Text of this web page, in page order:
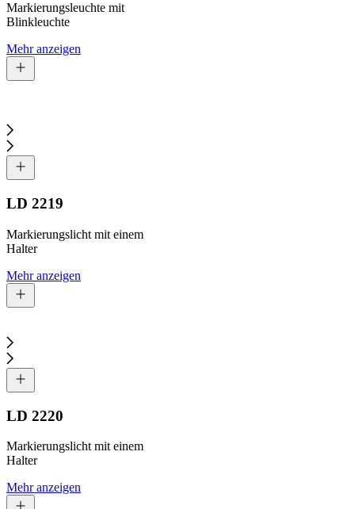
Markierungsleuchte mit
Blinkleuchte
Mehr anzeigen
LD 2219
Markierungslicht mit einem
Halter
Mehr anzeigen
LD 2220
Markierungslicht mit einem
Halter
Mehr anzeigen